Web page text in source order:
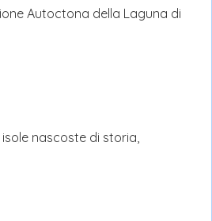
Autoctona della Laguna di
nascoste di storia,